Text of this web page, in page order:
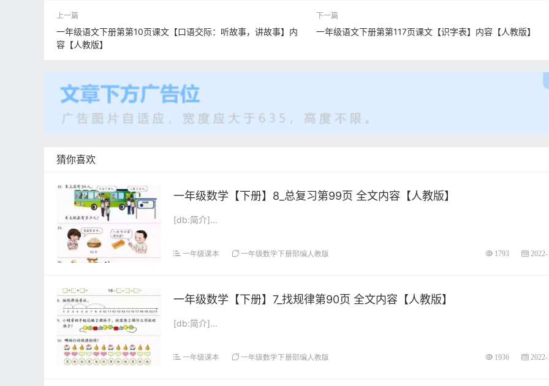
一年级语文下册第第10页课文【口语交际：听故事，讲故事】内
容【人教版】
一年级语文下册第第117页课文【识字表】内容【人教版】
猜你喜欢
一年级数学【下册】8_总复习第99页 全文内容【人教版】
[db:简介]...
一年级课本 一年级数学下册部编人教版 1793
一年级数学【下册】7_找规律第90页 全文内容【人教版】
[db:简介]...
一年级课本 一年级数学下册部编人教版 1936